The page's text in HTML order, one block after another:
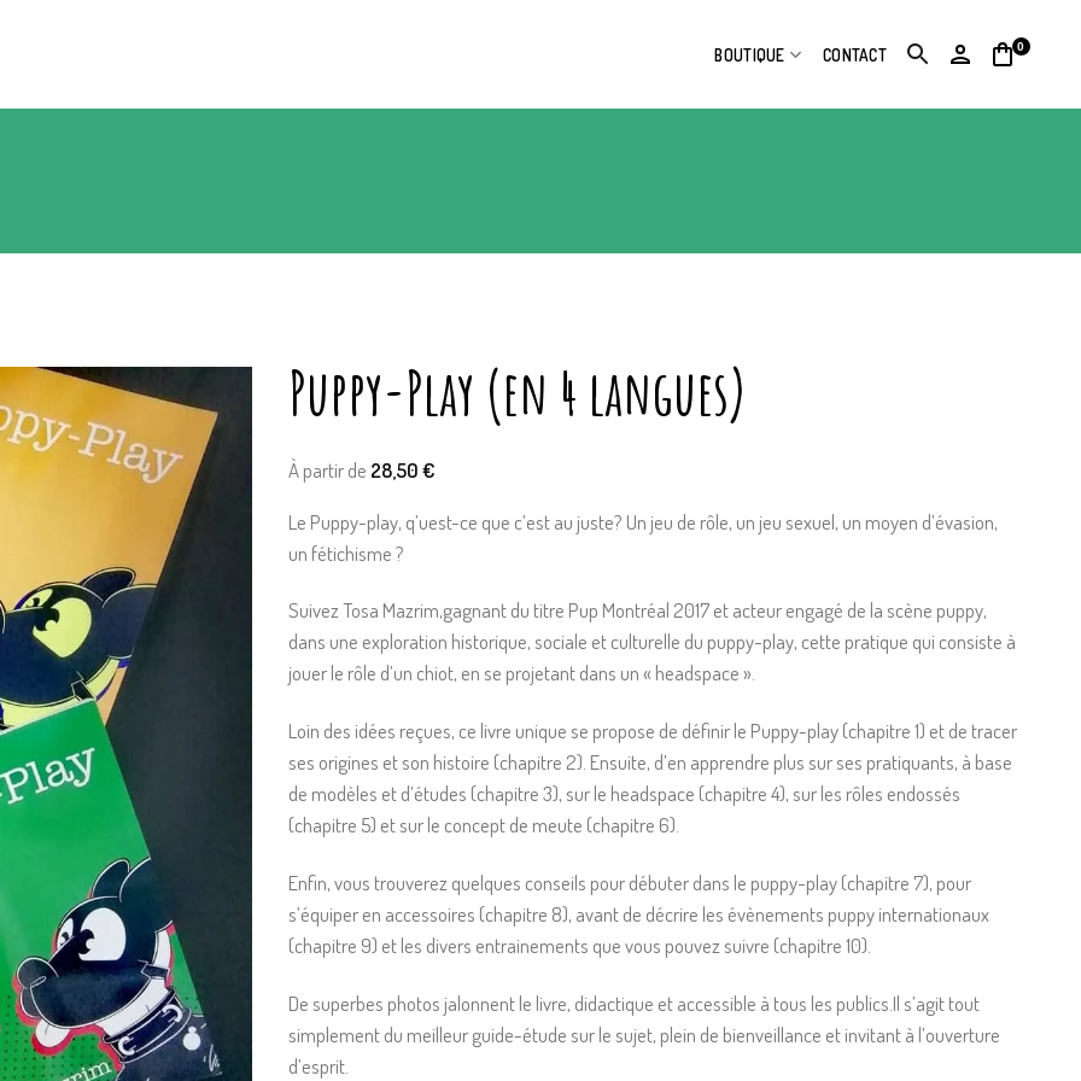
BOUTIQUE CONTACT 0
Puppy-Play (en 4 langues)
À partir de 28,50€
Le Puppy-play, q’uest-ce que c’est au juste? Un jeu de rôle, un jeu sexuel, un moyen d’évasion,
un fétichisme ?
Suivez Tosa Mazrim,gagnant du titre Pup Montréal 2017 et acteur engagé de la scène puppy,
dans une exploration historique, sociale et culturelle du puppy-play, cette pratique qui consiste à
jouer le rôle d’un chiot, en se projetant dans un « headspace ».
Loin des idées reçues, ce livre unique se propose de définir le Puppy-play (chapitre 1) et de tracer
ses origines et son histoire (chapitre 2). Ensuite, d’en apprendre plus sur ses pratiquants, à base
de modèles et d’études (chapitre 3), sur le headspace (chapitre 4), sur les rôles endossés
(chapitre 5) et sur le concept de meute (chapitre 6).
Enfin, vous trouverez quelques conseils pour débuter dans le puppy-play (chapitre 7), pour
s’équiper en accessoires (chapitre 8), avant de décrire les évènements puppy internationaux
(chapitre 9) et les divers entrainements que vous pouvez suivre (chapitre 10).
De superbes photos jalonnent le livre, didactique et accessible à tous les publics.Il s’agit tout
simplement du meilleur guide-étude sur le sujet, plein de bienveillance et invitant à l’ouverture
d’esprit.